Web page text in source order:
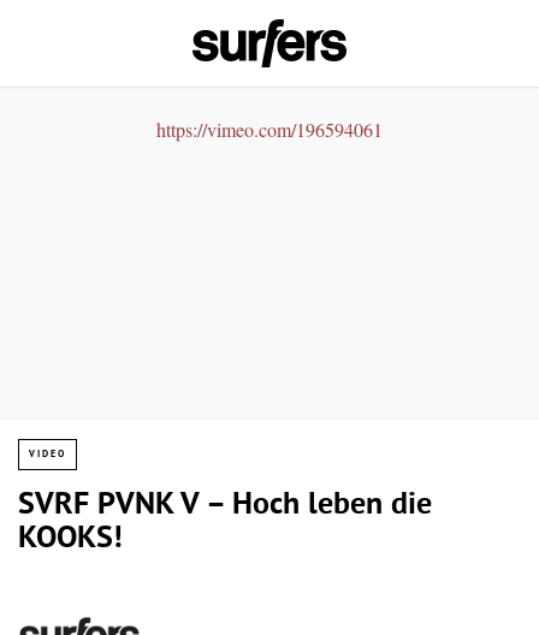
https://vimeo.com/196594061
VIDEO
SVRF PVNK V – Hoch leben die
KOOKS!